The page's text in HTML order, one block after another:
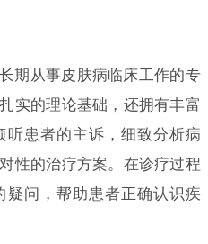
期从事皮肤病临床工作的专
实的理论基础，还拥有丰富
患者的主诉，细致分析病
性的治疗方案。在诊疗过程
问，帮助患者正确认识疾